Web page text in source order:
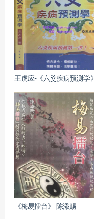
王虎应-《六爻疾病预测学》
《梅易擂台》 陈添赐